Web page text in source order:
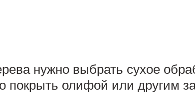
нужно выбрать сухое
покрыть олифой или